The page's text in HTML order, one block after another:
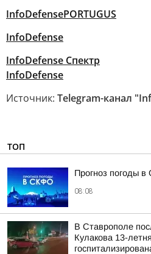
InfoDefensePORTUGUS
InfoDefense
InfoDefense Спектр
InfoDefense
Источник: Telegram-канал
ТОП
Прогноз погоды
08:08
В Ставрополе
Кулакова 13-